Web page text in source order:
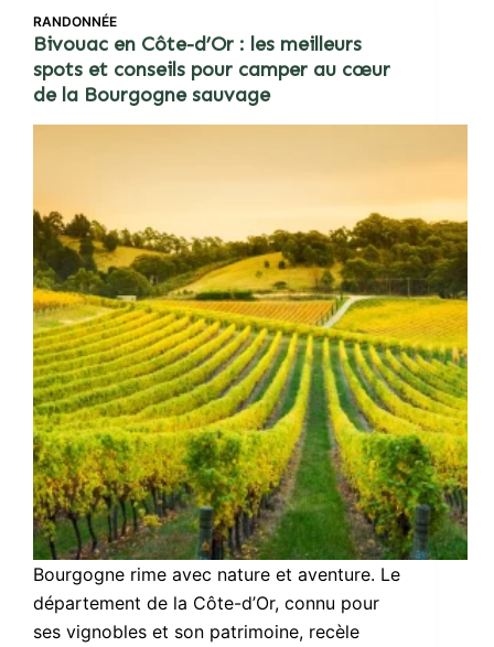
RANDONNÉE
Bivouac en Côte-d’Or : les meilleurs
spots et conseils pour camper au cœur
de la Bourgogne sauvage
Bourgogne rime avec nature et aventure. Le
département de la Côte-d’Or, connu pour
ses vignobles et son patrimoine, recèle